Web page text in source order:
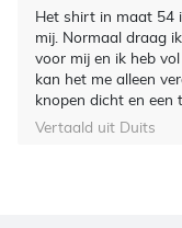
Het shirt in maat 54
mij. Normaal draag
voor mij en ik heb
kan het me alleen
knopen dicht en een
Vertaald uit Duits